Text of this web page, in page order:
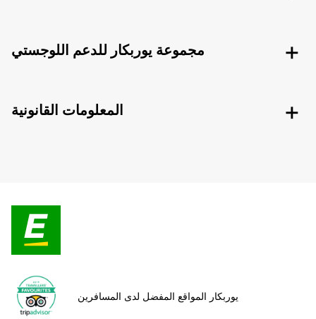
مجموعة يوربكار للدعم اللوجستي
المعلومات القانونية
يوربكار المواقع المفضل لدى المسافرين